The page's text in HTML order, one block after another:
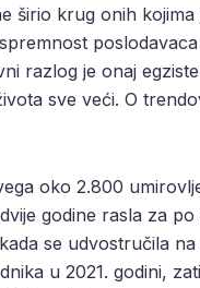
širio krug onih
razlog je onaj
sve veći. O
oko 2.800
godine rasla za
se udvostručila
u 2021. godini,